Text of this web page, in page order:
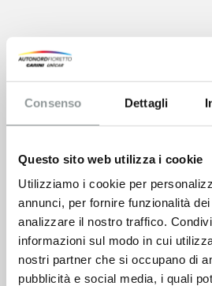
Consenso Dettagli
Questo sito web utilizza i cookie
Utilizziamo i cookie per
annunci, per fornire funzionalità
analizzare il nostro traffico.
informazioni sul modo in cui
nostri partner che si occupano di
pubblicità e social media, i quali